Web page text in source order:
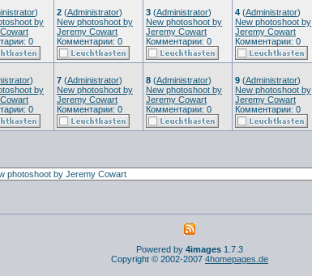
)
by
0
2 (Administrator)
New photoshoot by
Jeremy Cowart
Комментарии: 0
3 (Administrator)
New photoshoot by
Jeremy Cowart
Комментарии: 0
4 (Administrator)
New photoshoot by
Jeremy Cowart
Комментарии: 0
)
by
0
7 (Administrator)
New photoshoot by
Jeremy Cowart
Комментарии: 0
8 (Administrator)
New photoshoot by
Jeremy Cowart
Комментарии: 0
9 (Administrator)
New photoshoot by
Jeremy Cowart
Комментарии: 0
Powered by 4images 1.7.3
Copyright © 2002-2007 4homepages.de